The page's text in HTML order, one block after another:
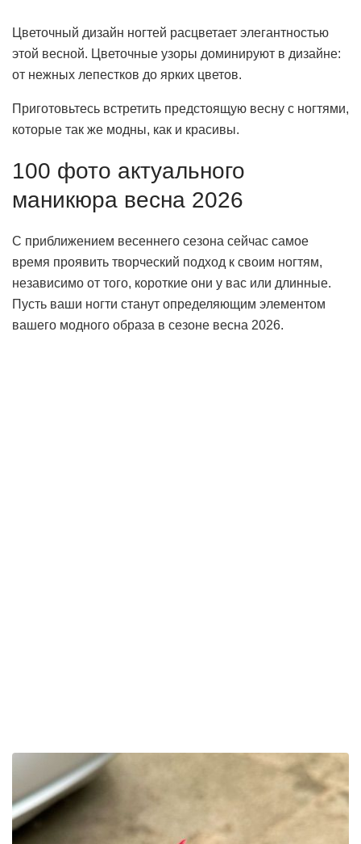
Цветочный дизайн ногтей расцветает элегантностью
этой весной. Цветочные узоры доминируют в дизайне:
от нежных лепестков до ярких цветов.
Приготовьтесь встретить предстоящую весну с ногтями,
которые так же модны, как и красивы.
100 фото актуального
маникюра весна 2026
С приближением весеннего сезона сейчас самое
время проявить творческий подход к своим ногтям,
независимо от того, короткие они у вас или длинные.
Пусть ваши ногти станут определяющим элементом
вашего модного образа в сезоне весна 2026.